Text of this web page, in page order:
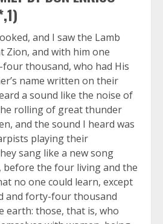
and I saw the Lamb
Zion, and with him one
thousand, who had His
name written on their
a sound like the noise of
rolling of great thunder
and the sound I heard was
playing their
sang like a new song
the four living and the
no one could learn, except
and forty-four thousand
earth: those, that is, who